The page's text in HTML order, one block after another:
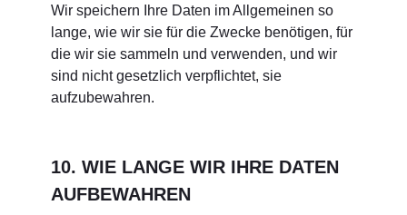
Wir speichern Ihre Daten im Allgemeinen so
lange, wie wir sie für die Zwecke benötigen, für
die wir sie sammeln und verwenden, und wir
sind nicht gesetzlich verpflichtet, sie
aufzubewahren.
10. WIE LANGE WIR IHRE DATEN
AUFBEWAHREN